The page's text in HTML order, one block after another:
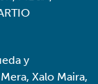
y
Xalo Maira,